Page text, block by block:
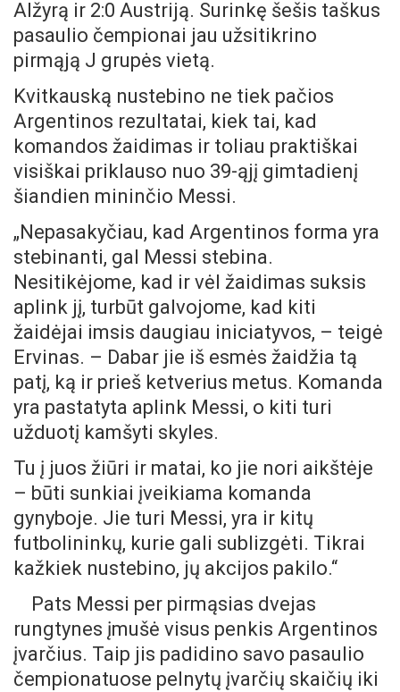
Alžyrą ir 2:0 Austriją. Surinkę šešis taškus
pasaulio čempionai jau užsitikrino
pirmąją J grupės vietą.
Kvitkauską nustebino ne tiek pačios
Argentinos rezultatai, kiek tai, kad
komandos žaidimas ir toliau praktiškai
visiškai priklauso nuo 39-ąjį gimtadienį
šiandien mininčio Messi.
„Nepasakyčiau, kad Argentinos forma yra
stebinanti, gal Messi stebina.
Nesitikėjome, kad ir vėl žaidimas suksis
aplink jį, turbūt galvojome, kad kiti
žaidėjai imsis daugiau iniciatyvos, – teigė
Ervinas. – Dabar jie iš esmės žaidžia tą
patį, ką ir prieš ketverius metus. Komanda
yra pastatyta aplink Messi, o kiti turi
užduotį kamšyti skyles.
Tu į juos žiūri ir matai, ko jie nori aikštėje
– būti sunkiai įveikiama komanda
gynyboje. Jie turi Messi, yra ir kitų
futbolininkų, kurie gali sublizgėti. Tikrai
kažkiek nustebino, jų akcijos pakilo.“
Pats Messi per pirmąsias dvejas
rungtynes įmušė visus penkis Argentinos
įvarčius. Taip jis padidino savo pasaulio
čempionatuose pelnytų įvarčių skaičių iki